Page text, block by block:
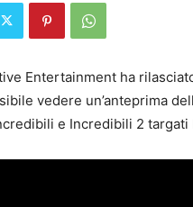
Entertainment ha
vedere un’anteprima
e Incredibili 2 targati